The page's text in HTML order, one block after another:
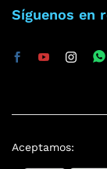
Síguenos en
Aceptamos: